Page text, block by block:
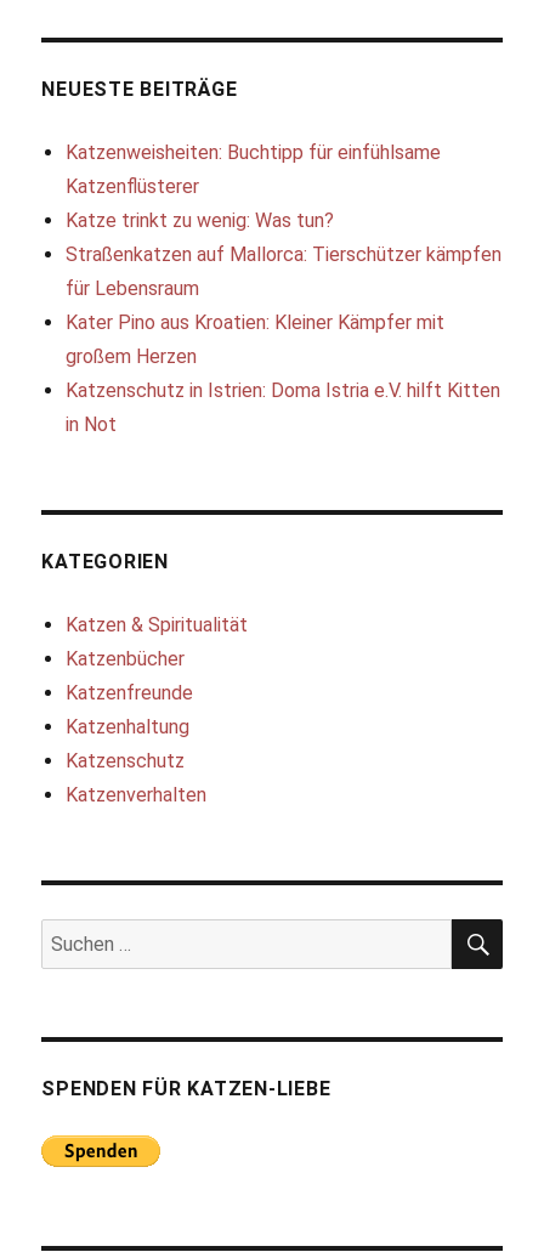
in
NEUESTE BEITRÄGE
Katzenweisheiten: Buchtipp für einfühlsame
Katzenflüsterer
Katze trinkt zu wenig: Was tun?
Straßenkatzen auf Mallorca: Tierschützer kämpfen
für Lebensraum
Kater Pino aus Kroatien: Kleiner Kämpfer mit
großem Herzen
Katzenschutz in Istrien: Doma Istria e.V. hilft Kitten
in Not
KATEGORIEN
Katzen & Spiritualität
Katzenbücher
Katzenfreunde
Katzenhaltung
Katzenschutz
Katzenverhalten
Suchen
nach:
SPENDEN FÜR KATZEN-LIEBE